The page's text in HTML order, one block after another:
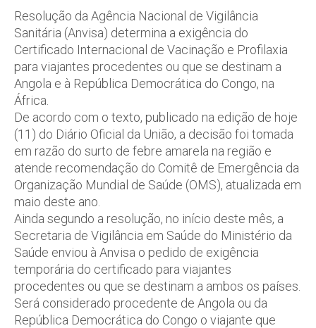
Resolução da Agência Nacional de Vigilância
Sanitária (Anvisa) determina a exigência do
Certificado Internacional de Vacinação e Profilaxia
para viajantes procedentes ou que se destinam a
Angola e à República Democrática do Congo, na
África.
De acordo com o texto, publicado na edição de hoje
(11) do Diário Oficial da União, a decisão foi tomada
em razão do surto de febre amarela na região e
atende recomendação do Comitê de Emergência da
Organização Mundial de Saúde (OMS), atualizada em
maio deste ano.
Ainda segundo a resolução, no início deste mês, a
Secretaria de Vigilância em Saúde do Ministério da
Saúde enviou à Anvisa o pedido de exigência
temporária do certificado para viajantes
procedentes ou que se destinam a ambos os países.
Será considerado procedente de Angola ou da
República Democrática do Congo o viajante que